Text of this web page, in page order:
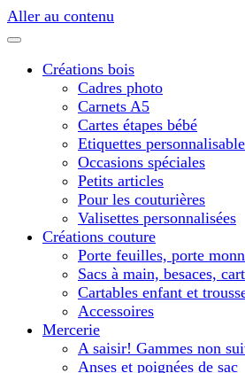
Aller au contenu
Créations bois
Cadres photo
Carnets A5
Cartes étapes bébé
Etiquettes
Occasions spéciales
Petits articles
Pour les couturières
Valisettes personnalisées
Créations couture
Porte feuilles, porte
Sacs à main, besaces,
Cartables enfant et
Accessoires
Mercerie
A saisir! Gammes non
Anses et poignées de sac